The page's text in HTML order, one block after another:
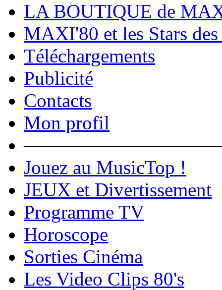
LA BOUTIQUE de
MAXI'80 et les Stars des
Téléchargements
Publicité
Contacts
Mon profil
Jouez au MusicTop !
JEUX et Divertissement
Programme TV
Horoscope
Sorties Cinéma
Les Video Clips 80's